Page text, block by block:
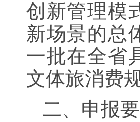
创新管理模
新场景的总
一批在全省
文体旅消费
二、申报